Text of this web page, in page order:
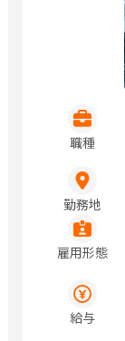
職種
勤務地
雇用形態
給与